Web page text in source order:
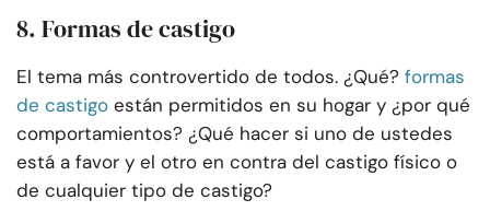
8. Formas de castigo
El tema más controvertido de todos. ¿Qué? formas
de castigo están permitidos en su hogar y ¿por qué
comportamientos? ¿Qué hacer si uno de ustedes
está a favor y el otro en contra del castigo físico o
de cualquier tipo de castigo?